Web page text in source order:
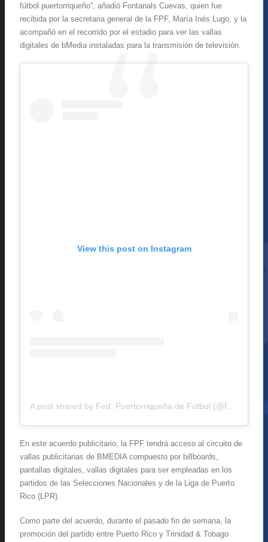
fútbol puertorriqueño”, añadió Fontanals Cuevas, quien fue
recibida por la secretaria general de la FPF, María Inés Lugo, y la
acompañó en el recorrido por el estadio para ver las vallas
digitales de bMedia instaladas para la transmisión de televisión.
View this post on Instagram
En este acuerdo publicitario, la FPF tendrá acceso al circuito de
vallas publicitarias de BMEDIA compuesto por billboards,
pantallas digitales, vallas digitales para ser empleadas en los
partidos de las Selecciones Nacionales y de la Liga de Puerto
Rico (LPR).
Como parte del acuerdo, durante el pasado fin de semana, la
promoción del partido entre Puerto Rico y Trinidad & Tobago